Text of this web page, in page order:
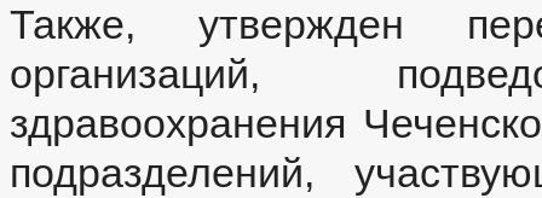
Также, утвержден
организаций,
здравоохранения
подразделений,